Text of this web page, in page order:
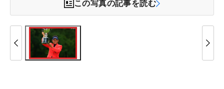
この写真の記事を読む